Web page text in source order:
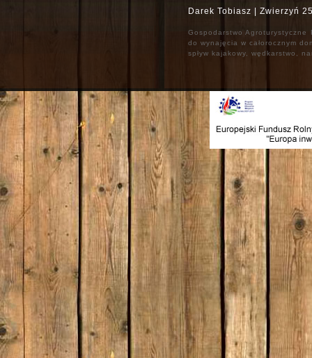
Darek Tobiasz | Zwierzyń
Gospodarstwo
do wynajęcia w całorocznym
spływ kajakowy, wędkarstwo,